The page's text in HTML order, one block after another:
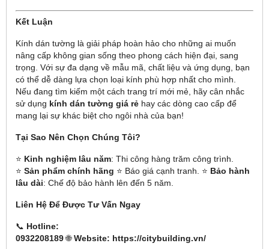
Kết Luận
Kính dán tường là giải pháp hoàn hảo cho những ai muốn
nâng cấp không gian sống theo phong cách hiện đại, sang
trọng. Với sự đa dạng về mẫu mã, chất liệu và ứng dụng, bạn
có thể dễ dàng lựa chọn loại kính phù hợp nhất cho mình.
Nếu đang tìm kiếm một cách trang trí mới mẻ, hãy cân nhắc
sử dụng kính dán tường giá rẻ hay các dòng cao cấp để
mang lại sự khác biệt cho ngôi nhà của bạn!
Tại Sao Nên Chọn Chúng Tôi?
⭐ Kinh nghiệm lâu năm: Thi công hàng trăm công trình.
⭐ Sản phẩm chính hãng ⭐ Báo giá cạnh tranh. ⭐ Bảo hành
lâu dài: Chế độ bảo hành lên đến 5 năm.
Liên Hệ Để Được Tư Vấn Ngay
📞 Hotline:
0932208189🌐Website: https://citybuilding.vn/